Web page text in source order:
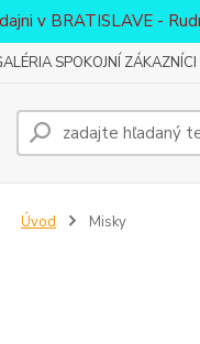
v BRATISLAVE -
SPOKOJNÍ ZÁKAZNÍCI
Úvod Misky